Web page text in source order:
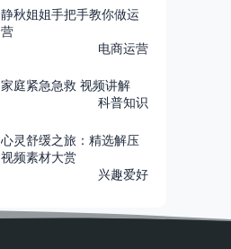
静秋姐姐手把手教你做运
营
电商运营
家庭紧急急救 视频讲解
科普知识
心灵舒缓之旅：精选解压
视频素材大赏
兴趣爱好